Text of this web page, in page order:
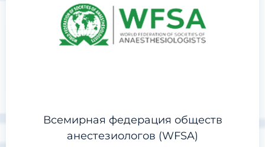
Всемирная федерация обществ
анестезиологов (WFSA)